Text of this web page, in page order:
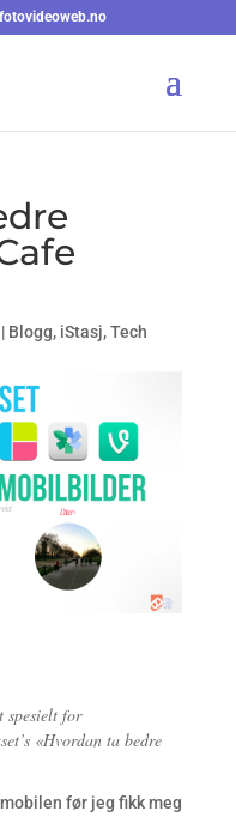
Blogg, iStasj,Tech
spesielt for
«Hvordan ta bedre
før jeg fikk meg